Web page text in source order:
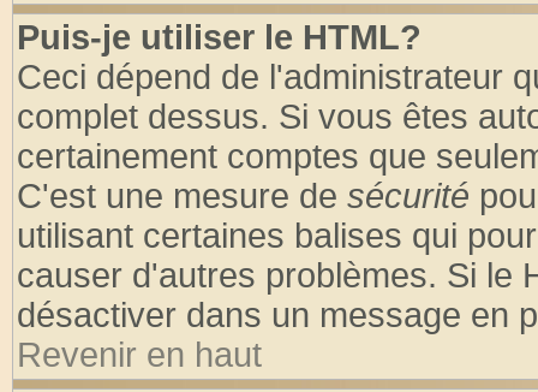
Puis-je utiliser le HTML?
Ceci dépend de l'administrateur
complet dessus. Si vous êtes
certainement comptes que
C'est une mesure de sécurité
utilisant certaines balises qui
causer d'autres problèmes. Si le
désactiver dans un message en
Revenir en haut